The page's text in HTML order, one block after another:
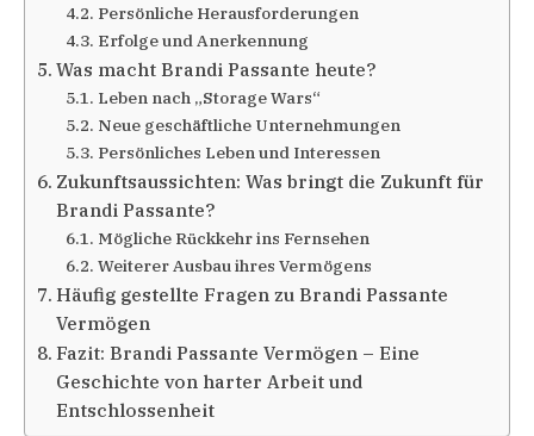
Persönliche Herausforderungen
Erfolge und Anerkennung
Was macht Brandi Passante heute?
Leben nach „Storage Wars“
Neue geschäftliche Unternehmungen
Persönliches Leben und Interessen
Zukunftsaussichten: Was bringt die Zukunft für
Brandi Passante?
Mögliche Rückkehr ins Fernsehen
Weiterer Ausbau ihres Vermögens
Häufig gestellte Fragen zu Brandi Passante
Vermögen
Fazit: Brandi Passante Vermögen – Eine
Geschichte von harter Arbeit und
Entschlossenheit